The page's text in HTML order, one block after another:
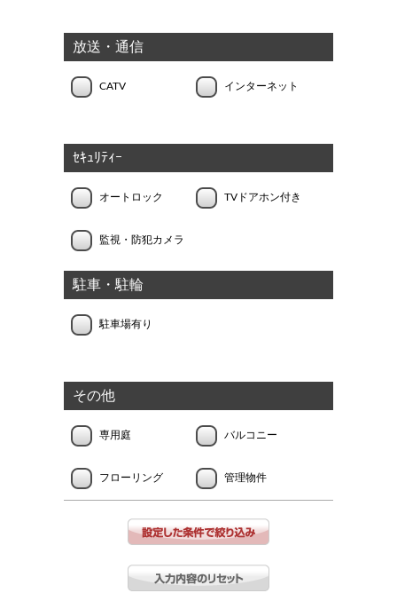
放送・通信
CATV インターネット
ｾｷｭﾘﾃｨｰ
オートロック TVドアホン付き
監視・防犯カメラ
駐車・駐輪
駐車場有り
その他
専用庭 バルコニー
フローリング 管理物件